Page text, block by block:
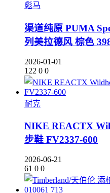
彪马
渠道纯原 PUMA
列美拉德风 棕色
2026-01-01
122 0 0
耐克
NIKE REACTX
步鞋 FV2337-600
2026-06-21
61 0 0